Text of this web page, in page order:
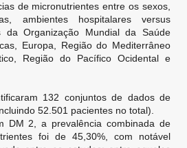
de micronutrientes entre os sexos,
ambientes hospitalares versus
da Organização Mundial da Saúde
Europa, Região do Mediterrâneo
Região do Pacífico Ocidental e
132 conjuntos de dados de
52.501 pacientes no total).
DM 2, a prevalência combinada de
foi de 45,30%, com notável